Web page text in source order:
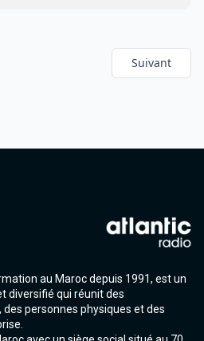
Suivant
au Maroc depuis 1991, est un
diversifié qui réunit des
personnes physiques et des